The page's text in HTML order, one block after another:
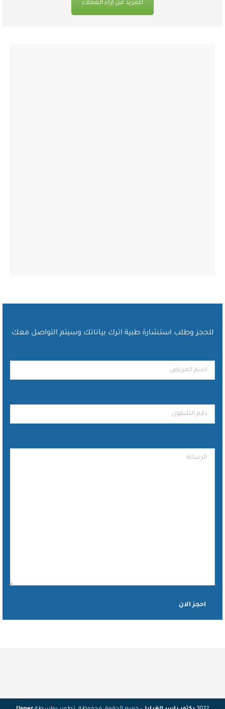
للمزيد من اراء العملاء
للحجز وطلب استشارة طبية اترك بياناتك وسيتم التواصل معك